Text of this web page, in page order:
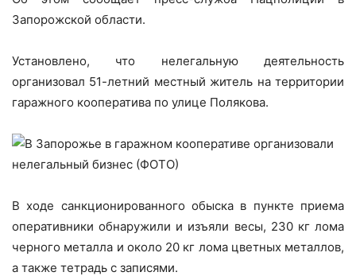
Запорожской области.
Установлено, что нелегальную деятельность
организовал 51-летний местный житель на территории
гаражного кооператива по улице Полякова.
В ходе санкционированного обыска в пункте приема
оперативники обнаружили и изъяли весы, 230 кг лома
черного металла и около 20 кг лома цветных металлов,
а также тетрадь с записями.